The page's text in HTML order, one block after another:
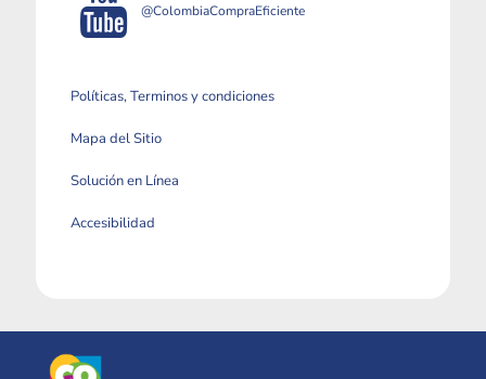
@ColombiaCompraEficiente
Políticas, Terminos y condiciones
Mapa del Sitio
Solución en Línea
Accesibilidad